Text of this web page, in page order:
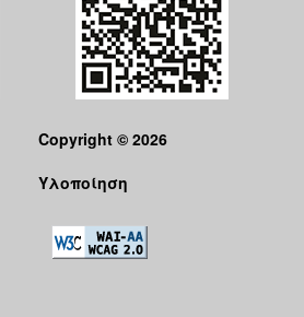
Copyright © 2026
Υλοποίηση